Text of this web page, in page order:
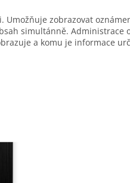
zobrazovat
simultánně.
a komu je informace